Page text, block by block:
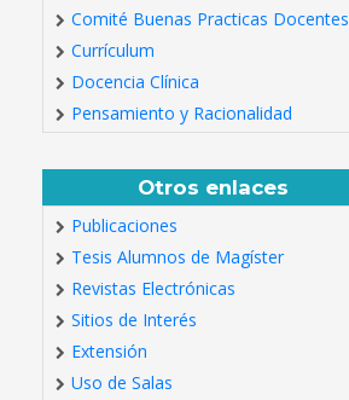
Comité Buenas Practicas Docentes
Currículum
Docencia Clínica
Pensamiento y Racionalidad
Otros enlaces
Publicaciones
Tesis Alumnos de Magíster
Revistas Electrónicas
Sitios de Interés
Extensión
Uso de Salas